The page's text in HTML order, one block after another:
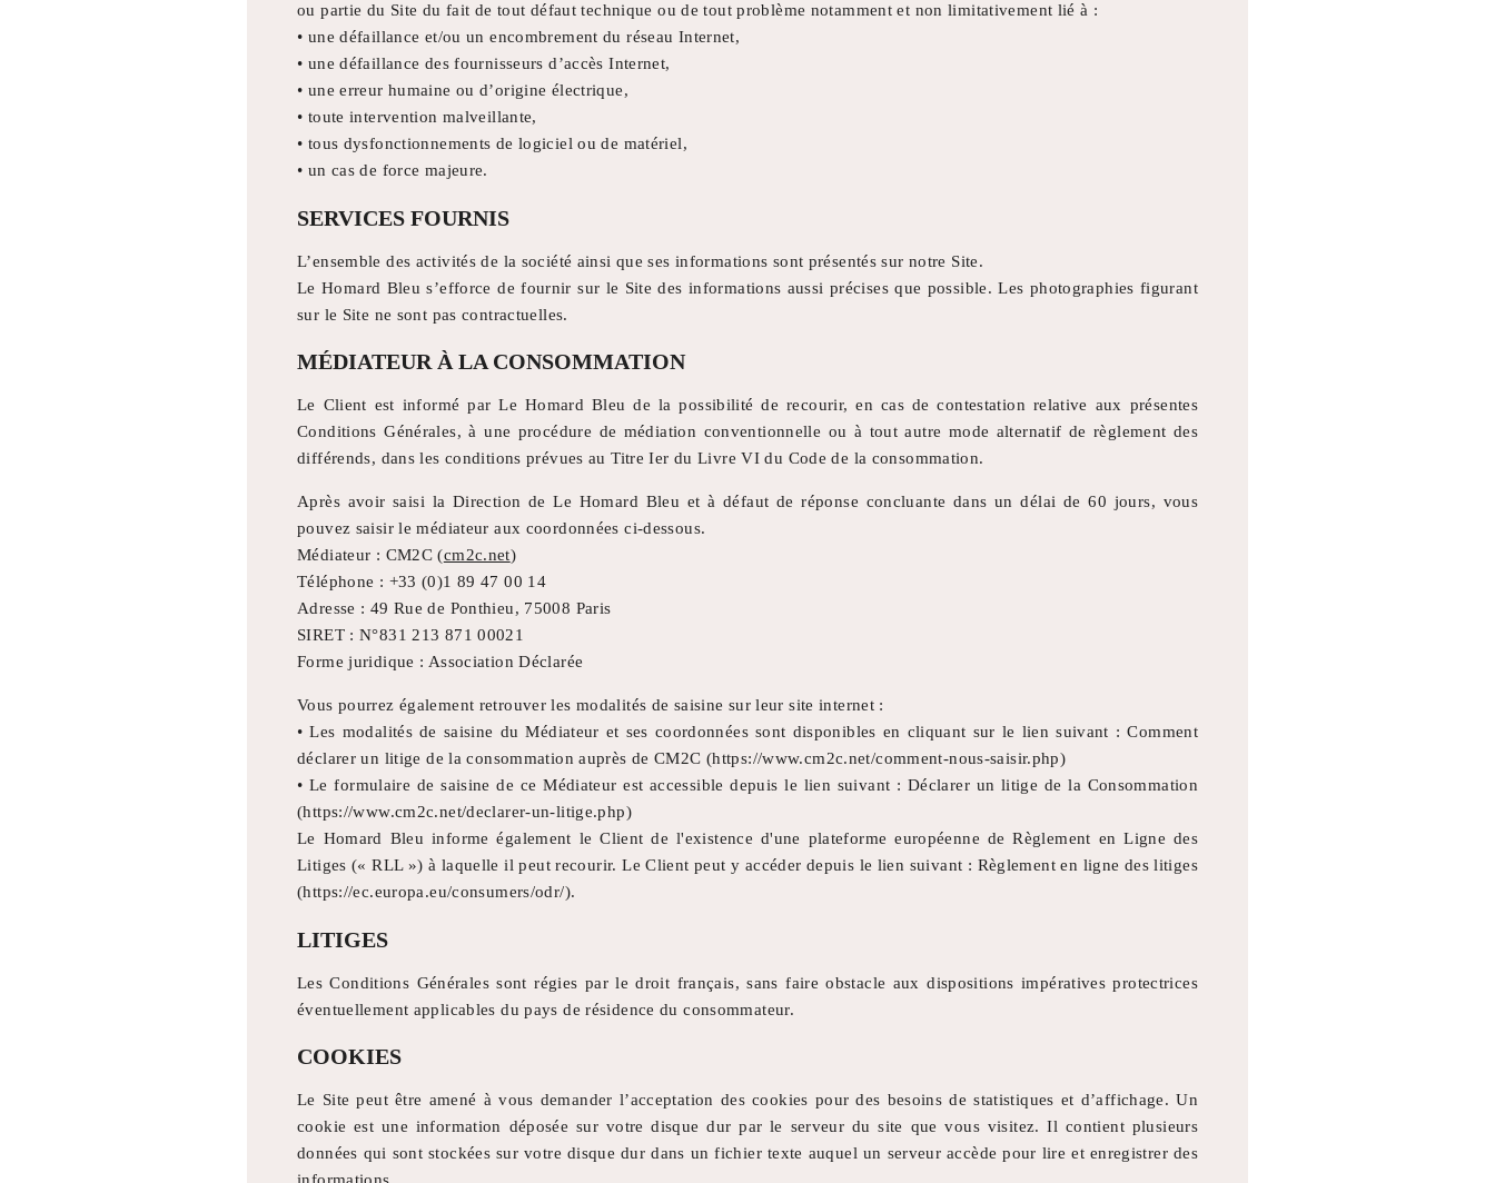
ou partie du Site du fait de tout défaut technique ou de tout problème notamment et non limitativement lié à :
• une défaillance et/ou un encombrement du réseau Internet,
• une défaillance des fournisseurs d’accès Internet,
• une erreur humaine ou d’origine électrique,
• toute intervention malveillante,
• tous dysfonctionnements de logiciel ou de matériel,
• un cas de force majeure.
SERVICES FOURNIS
L’ensemble des activités de la société ainsi que ses informations sont présentés sur notre Site.
Le Homard Bleu s’efforce de fournir sur le Site des informations aussi précises que possible. Les photographies figurant
sur le Site ne sont pas contractuelles.
MÉDIATEUR À LA CONSOMMATION
Le Client est informé par Le Homard Bleu de la possibilité de recourir, en cas de contestation relative aux présentes
Conditions Générales, à une procédure de médiation conventionnelle ou à tout autre mode alternatif de règlement des
différends, dans les conditions prévues au Titre Ier du Livre VI du Code de la consommation.
Après avoir saisi la Direction de Le Homard Bleu et à défaut de réponse concluante dans un délai de 60 jours, vous
pouvez saisir le médiateur aux coordonnées ci-dessous.
Médiateur : CM2C (cm2c.net)
Téléphone : +33 (0)1 89 47 00 14
Adresse : 49 Rue de Ponthieu, 75008 Paris
SIRET : N°831 213 871 00021
Forme juridique : Association Déclarée
Vous pourrez également retrouver les modalités de saisine sur leur site internet :
• Les modalités de saisine du Médiateur et ses coordonnées sont disponibles en cliquant sur le lien suivant : Comment
déclarer un litige de la consommation auprès de CM2C (https://www.cm2c.net/comment-nous-saisir.php)
• Le formulaire de saisine de ce Médiateur est accessible depuis le lien suivant : Déclarer un litige de la Consommation
(https://www.cm2c.net/declarer-un-litige.php)
Le Homard Bleu informe également le Client de l'existence d'une plateforme européenne de Règlement en Ligne des
Litiges (« RLL ») à laquelle il peut recourir. Le Client peut y accéder depuis le lien suivant : Règlement en ligne des litiges
(https://ec.europa.eu/consumers/odr/).
LITIGES
Les Conditions Générales sont régies par le droit français, sans faire obstacle aux dispositions impératives protectrices
éventuellement applicables du pays de résidence du consommateur.
COOKIES
Le Site peut être amené à vous demander l’acceptation des cookies pour des besoins de statistiques et d’affichage. Un
cookie est une information déposée sur votre disque dur par le serveur du site que vous visitez. Il contient plusieurs
données qui sont stockées sur votre disque dur dans un fichier texte auquel un serveur accède pour lire et enregistrer des